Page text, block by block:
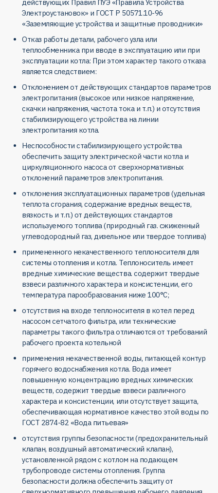
действующих Правил ПУЭ «Правила Устройства
Электроустановок» и ГОСТ Р 50571.10-96
«Заземляющие устройства и защитные проводники»
Отказ работы детали, рабочего узла или
теплообменника при вводе в эксплуатацию или при
эксплуатации котла: При этом характер такого отказа
является следствием:
Отклонением от действующих стандартов параметров
электропитания (высокое или низкое напряжение,
скачки напряжения, частота тока и т.п.) и отсутствия
стабилизирующего устройства на линии
электропитания котла.
Неспособности стабилизирующего устройства
обеспечить защиту электрической части котла и
циркуляционного насоса от сверхнормативных
отклонений параметров электропитания.
отклонения эксплуатационных параметров (удельная
теплота сгорания, содержание вредных веществ,
вязкость и т.п.) от действующих стандартов
используемого топлива (природный газ. сжиженный
углеводородный газ, дизельное или твердое топлива)
примененного некачественного теплоносителя для
системы отопления и котла. Теплоноситель имеет
вредные химические вещества. содержит твердые
взвеси различного характера и консистенции, его
температура парообразования ниже 100°С;
отсутствия на входе теплоносителя в котел перед
насосом сетчатого фильтра, или технические
параметры такого фильтра отличаются от требований
рабочего проекта котельной
применения некачественной воды, питающей контур
горячего водоснабжения котла. Вода имеет
повышенную концентрацию вредных химических
веществ, содержит твердые взвеси различного
характера и консистенции, или отсутствует защита,
обеспечивающая нормативное качество этой воды по
ГОСТ 2874-82 «Вода питьевая»
отсутствия группы безопасности (предохранительный
клапан, воздушный автоматический клапан),
установленной рядом с котлом на подающем
трубопроводе системы отопления. Группа
безопасности должна обеспечить защиту от